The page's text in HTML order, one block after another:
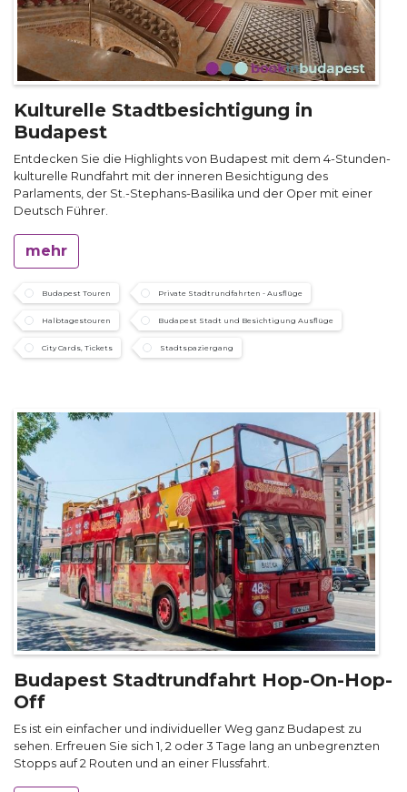
Kulturelle Stadtbesichtigung in
Budapest
Entdecken Sie die Highlights von Budapest mit dem 4-Stunden-
kulturelle Rundfahrt mit der inneren Besichtigung des
Parlaments, der St.-Stephans-Basilika und der Oper mit einer
Deutsch Führer.
mehr
Budapest Touren Private Stadtrundfahrten - Ausflüge
Halbtagestouren Budapest Stadt und Besichtigung Ausflüge
City Cards, Tickets Stadtspaziergang
Budapest Stadtrundfahrt Hop-On-Hop-
Off
Es ist ein einfacher und individueller Weg ganz Budapest zu
sehen. Erfreuen Sie sich 1, 2 oder 3 Tage lang an unbegrenzten
Stopps auf 2 Routen und an einer Flussfahrt.